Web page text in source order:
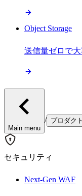
Object Storage
送信量ゼロで
Main menu
/ プロダクト
セキュリティ
Next-Gen WAF